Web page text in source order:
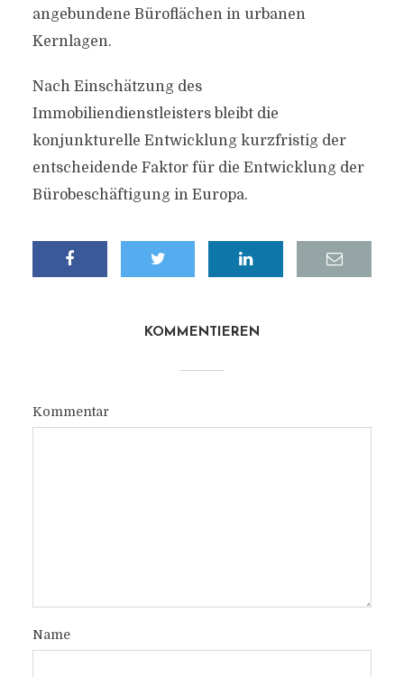
angebundene Büroflächen in urbanen
Kernlagen.
Nach Einschätzung des
Immobiliendienstleisters bleibt die
konjunkturelle Entwicklung kurzfristig der
entscheidende Faktor für die Entwicklung der
Bürobeschäftigung in Europa.
KOMMENTIEREN
Kommentar
Name